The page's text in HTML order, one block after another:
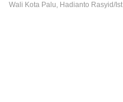
Wali Kota Palu, Hadianto Rasyid/Ist